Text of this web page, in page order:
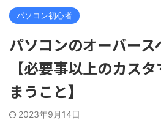
パソコン初心者
パソコンのオーバース
【必要事以上のカス
まうこと】
2023年9月14日